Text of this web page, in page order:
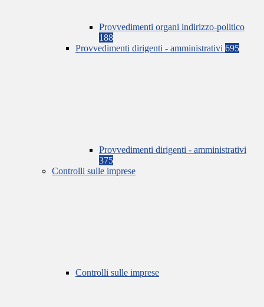
Provvedimenti organi indirizzo-politico
188
Provvedimenti dirigenti - amministrativi 695
Provvedimenti dirigenti - amministrativi
375
Controlli sulle imprese
Controlli sulle imprese